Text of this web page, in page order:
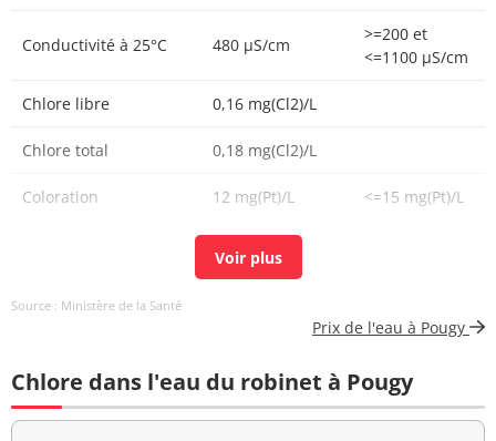
Conductivité à 25°C 480 µS/cm
>=200 et
<=1100 µS/cm
Chlore libre 0,16 mg(Cl2)/L
Chlore total 0,18 mg(Cl2)/L
Coloration 12 mg(Pt)/L <=15 mg(Pt)/L
<1 n/(100mL)
Bact. aér. revivifiables
Bact. aér. revivifiables
à 36°-44h
10 n/mL
Source : Ministère de la Santé
Prix de l'eau à Pougy
Chlore dans l'eau du robinet à Pougy